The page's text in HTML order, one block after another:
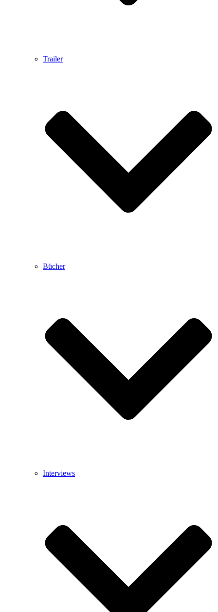
Trailer
Bücher
Interviews